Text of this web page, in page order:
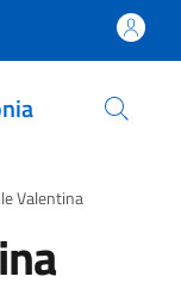
Valentina